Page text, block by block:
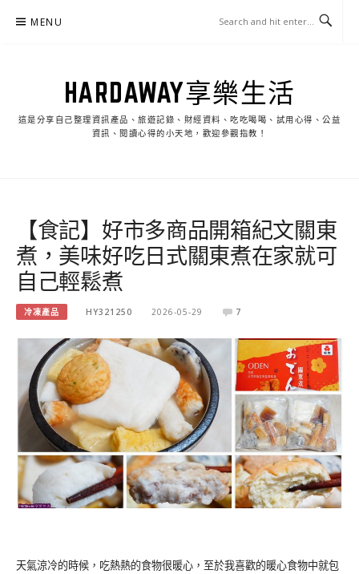
MENU
HARDAWAY享樂生活
這是分享自己整理資訊產品、旅遊記錄、財經資料、吃吃喝喝、試用心得、公益
資訊、閱讀心得的小天地，歡迎參觀指教！
【食記】好市多商品開箱紀文關東
煮，美味好吃日式關東煮在家就可
自己輕鬆煮
冷凍產品 HY321250 2026-05-29 7
天氣涼冷的時候，吃熱熱的食物很暖心，至於我喜歡的暖心食物中就包